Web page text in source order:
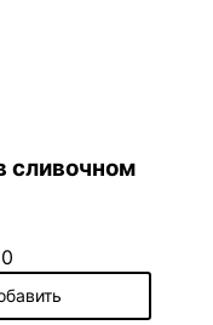
сливочном
0